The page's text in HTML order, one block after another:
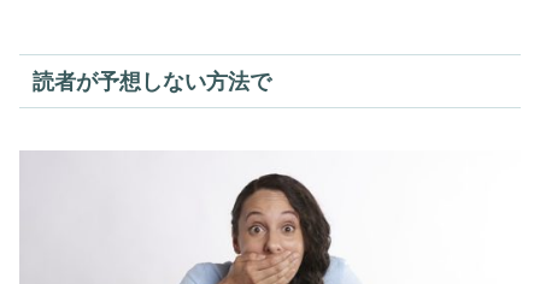
読者が予想しない方法で